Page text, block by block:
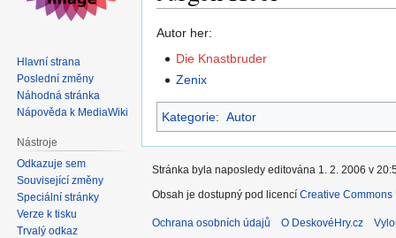
Skočit
Skočit
Autor her:
Die Knastbruder
Zenix
Kategorie: Autor
Hlavní strana
Poslední změny
Náhodná stránka
Nápověda k MediaWiki
Nástroje
Odkazuje sem
Související změny
Speciální stránky
Verze k tisku
Trvalý odkaz
Stránka byla naposledy editována 1. 2. 2006 v
Obsah je dostupný pod licencí Creative
Ochrana osobních údajů O DeskovéHry.cz